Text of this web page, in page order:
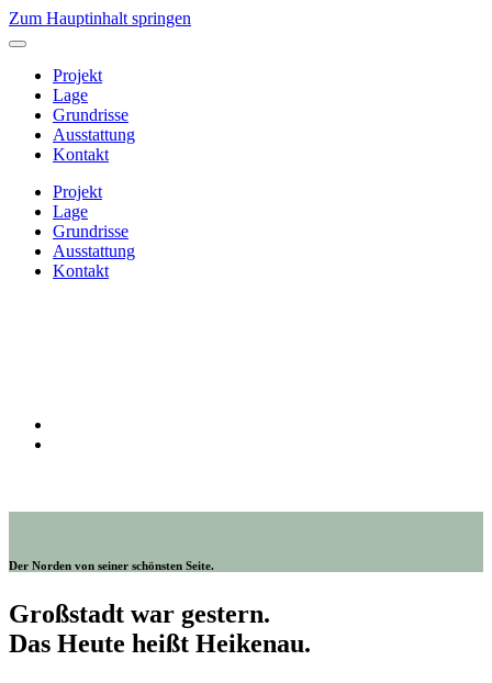
Zum Hauptinhalt springen
Projekt
Lage
Grundrisse
Ausstattung
Kontakt
Projekt
Lage
Grundrisse
Ausstattung
Kontakt
Der Norden von seiner schönsten Seite.
Großstadt war gestern.
Das Heute heißt Heikenau.